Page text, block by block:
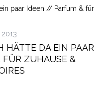
HÄTTE DA EIN PAAR
ZUHAUSE &